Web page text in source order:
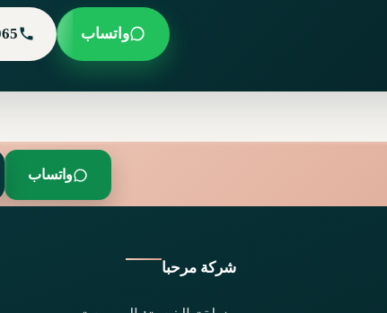
واتساب
واتساب
شركة مرحبا